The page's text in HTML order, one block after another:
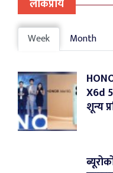
लोकप्रीय
Week Month
X6d
शून्य